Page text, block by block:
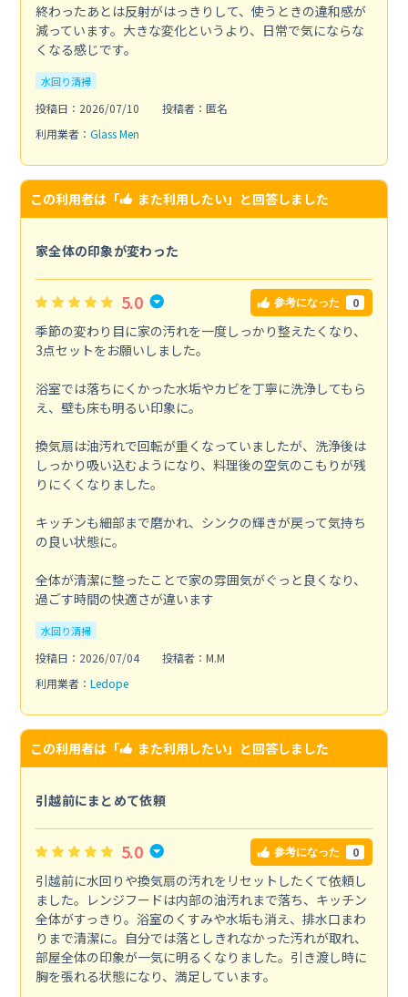
終わったあとは反射がはっきりして、使うときの違和感が
減っています。大きな変化というより、日常で気にならな
くなる感じです。
水回り清掃
投稿日：2026/07/10
投稿者：匿名
利用業者： Glass Men
この利用者は「 また利用したい」と回答しました
家全体の印象が変わった
5.0 参考になった 0
季節の変わり目に家の汚れを一度しっかり整えたくなり、
3点セットをお願いしました。
浴室では落ちにくかった水垢やカビを丁寧に洗浄してもら
え、壁も床も明るい印象に。
換気扇は油汚れで回転が重くなっていましたが、洗浄後は
しっかり吸い込むようになり、料理後の空気のこもりが残
りにくくなりました。
キッチンも細部まで磨かれ、シンクの輝きが戻って気持ち
の良い状態に。
全体が清潔に整ったことで家の雰囲気がぐっと良くなり、
過ごす時間の快適さが違います
水回り清掃
投稿日：2026/07/04
投稿者：M.M
利用業者： Ledope
この利用者は「 また利用したい」と回答しました
引越前にまとめて依頼
5.0 参考になった 0
引越前に水回りや換気扇の汚れをリセットしたくて依頼し
ました。レンジフードは内部の油汚れまで落ち、キッチン
全体がすっきり。浴室のくすみや水垢も消え、排水口まわ
りまで清潔に。自分では落としきれなかった汚れが取れ、
部屋全体の印象が一気に明るくなりました。引き渡し時に
胸を張れる状態になり、満足しています。